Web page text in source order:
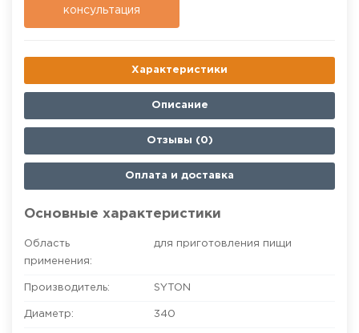
консультация
Характеристики
Описание
Отзывы (0)
Оплата и доставка
Основные характеристики
Область
применения:
для приготовления пищи
Производитель: SYTON
Диаметр: 340